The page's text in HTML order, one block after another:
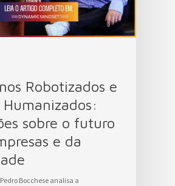
Robotizados e
Humanizados:
sobre o futuro
e da
Bocchese analisa a